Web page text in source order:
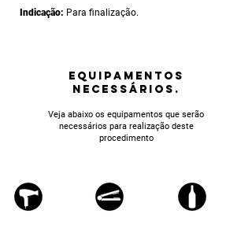
Indicação: Para finalização.
equipamentos
NECESSÁRIOS.
Veja abaixo os equipamentos que serão
necessários para realização deste
procedimento